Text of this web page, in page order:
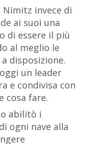
invece di
ai suoi una
di essere il più
al meglio le
disposizione.
un leader
e condivisa con
cosa fare.
abilitò i
ogni nave alla